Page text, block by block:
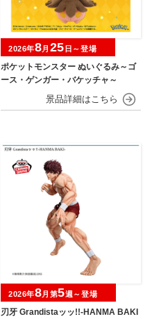
ポケットモンスター ぬいぐるみ～ゴ
ース・ゲンガー・バケッチャ～
2026年8月 25 日～登場
刃牙 Grandistaッッ!!-HANMA BAKI
2026年8月第5週～登場